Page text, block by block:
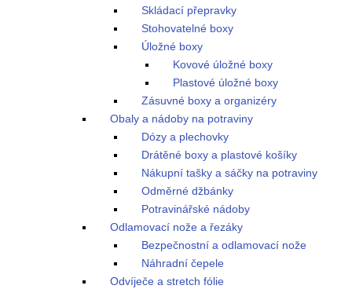
Skládací přepravky
Stohovatelné boxy
Úložné boxy
Kovové úložné boxy
Plastové úložné boxy
Zásuvné boxy a organizéry
Obaly a nádoby na potraviny
Dózy a plechovky
Drátěné boxy a plastové košíky
Nákupní tašky a sáčky na potraviny
Odměrné džbánky
Potravinářské nádoby
Odlamovací nože a řezáky
Bezpečnostní a odlamovací nože
Náhradní čepele
Odvíječe a stretch fólie